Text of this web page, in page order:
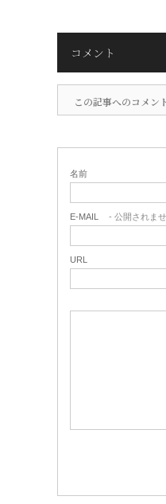
コメント
この記事へのコメン
名前
E-MAIL - 公開されま
URL